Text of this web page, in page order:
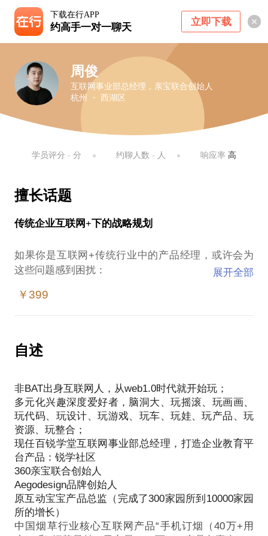
下载在行APP
约高手一对一聊天 立即下载
周俊
互联网事业部总经理，亲宝联合创始人
杭州 ・ 西湖区
学员评分 - 分 约聊人数 - 人 响应率 高
擅长话题
传统企业互联网+下的战略规划
如果你是互联网+传统行业中的产品经理，或许会为
这些问题感到困扰：
很多人认为互联网+ 不算互联网行业
+用户）”和“烟草易付（日交易9000万+）”产品负责
人；
曾为数十家大型企业完成行业产品规划和设计，如中
国移动，浪潮集团等相信在这些方面能为你提供帮
助。
我愿意与你分享的内容包括：
找准传统企业互联网+创业的脉络（战略规划）；
理解企业战略，融入产品；
做出惊艳的产品方案。
PS.在选择与我见面前，请把你的问题更具体化。毕
竟一小时的谈话只能解决一个小问题。请把你的问题
提前发给我，方便我做更精确的准备，提升见面效
展开全部
￥399
自述
非BAT出身互联网人，从web1.0时代就开始玩；
多元化兴趣深度爱好者，脑洞大、玩摇滚、玩画画、
玩代码、玩设计、玩游戏、玩车、玩娃、玩产品、玩
资源、玩整合；
现任百锐学堂互联网事业部总经理，打造企业教育平
台产品：锐学社区
360亲宝联合创始人
Aegodesign品牌创始人
原互动宝宝产品总监（完成了300家园所到10000家园
所的增长）
中国烟草行业核心互联网产品“手机订烟（40万+用